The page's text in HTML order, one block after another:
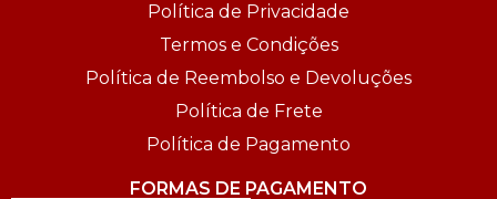
Política de Privacidade
Termos e Condições
Política de Reembolso e Devoluções
Política de Frete
Política de Pagamento
FORMAS DE PAGAMENTO